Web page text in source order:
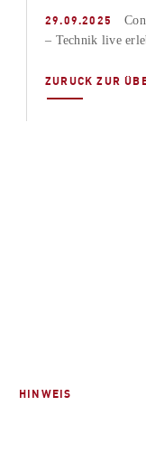
29.09.2025
– Technik live
ZURUCK ZUR
HINWEIS